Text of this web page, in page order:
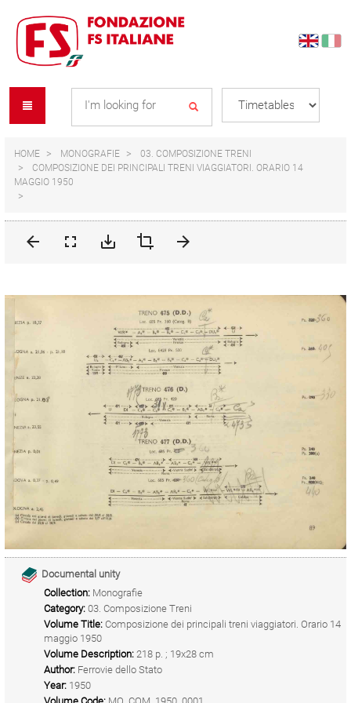
content
navigation
menu
HOME MONOGRAFIE
03. COMPOSIZIONE TRENI
COMPOSIZIONE DEI PRINCIPALI TRENI VIAGGIATORI. ORARIO 14
MAGGIO 1950
Documental unity
Collection: Monografie
Category: 03. Composizione Treni
Volume Title: Composizione dei principali treni viaggiatori. Orario 14
maggio 1950
Volume Description: 218 p. ; 19x28 cm
Author: Ferrovie dello Stato
Year: 1950